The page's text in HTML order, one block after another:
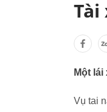
Một
Vụ tai